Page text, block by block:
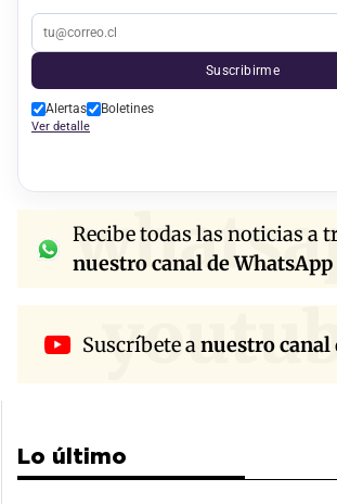
Suscribirme
Alertas Boletines
Ver detalle
Recibe todas las noticias a
nuestro canal de WhatsApp
Suscríbete a nuestro canal
Lo último